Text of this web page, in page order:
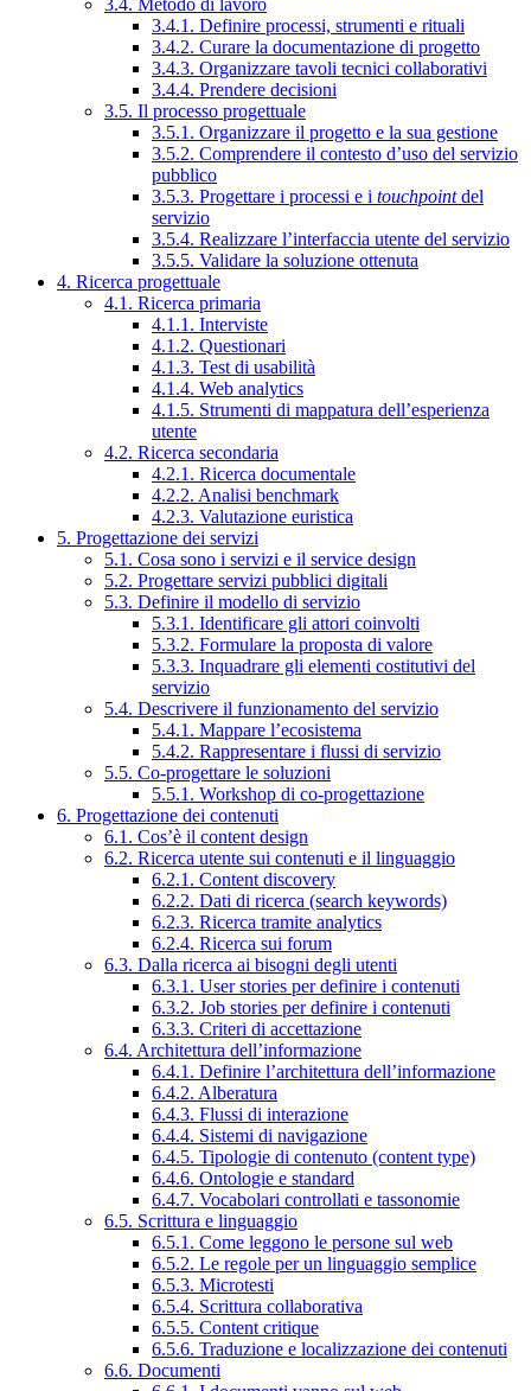
3.4. Metodo di lavoro
3.4.1. Definire processi, strumenti e rituali
3.4.2. Curare la documentazione di progetto
3.4.3. Organizzare tavoli tecnici collaborativi
3.4.4. Prendere decisioni
3.5. Il processo progettuale
3.5.1. Organizzare il progetto e la sua gestione
3.5.2. Comprendere il contesto d’uso del servizio
pubblico
3.5.3. Progettare i processi e i touchpointdel
servizio
3.5.4. Realizzare l’interfaccia utente del servizio
3.5.5. Validare la soluzione ottenuta
4. Ricerca progettuale
4.1. Ricerca primaria
4.1.1. Interviste
4.1.2. Questionari
4.1.3. Test di usabilità
4.1.4. Web analytics
4.1.5. Strumenti di mappatura dell’esperienza
utente
4.2. Ricerca secondaria
4.2.1. Ricerca documentale
4.2.2. Analisi benchmark
4.2.3. Valutazione euristica
5. Progettazione dei servizi
5.1. Cosa sono i servizi e il service design
5.2. Progettare servizi pubblici digitali
5.3. Definire il modello di servizio
5.3.1. Identificare gli attori coinvolti
5.3.2. Formulare la proposta di valore
5.3.3. Inquadrare gli elementi costitutivi del
servizio
5.4. Descrivere il funzionamento del servizio
5.4.1. Mappare l’ecosistema
5.4.2. Rappresentare i flussi di servizio
5.5. Co-progettare le soluzioni
5.5.1. Workshop di co-progettazione
6. Progettazione dei contenuti
6.1. Cos’è il content design
6.2. Ricerca utente sui contenuti e il linguaggio
6.2.1. Content discovery
6.2.2. Dati di ricerca (search keywords)
6.2.3. Ricerca tramite analytics
6.2.4. Ricerca sui forum
6.3. Dalla ricerca ai bisogni degli utenti
6.3.1. User stories per definire i contenuti
6.3.2. Job stories per definire i contenuti
6.3.3. Criteri di accettazione
6.4. Architettura dell’informazione
6.4.1. Definire l’architettura dell’informazione
6.4.2. Alberatura
6.4.3. Flussi di interazione
6.4.4. Sistemi di navigazione
6.4.5. Tipologie di contenuto (content type)
6.4.6. Ontologie e standard
6.4.7. Vocabolari controllati e tassonomie
6.5. Scrittura e linguaggio
6.5.1. Come leggono le persone sul web
6.5.2. Le regole per un linguaggio semplice
6.5.3. Microtesti
6.5.4. Scrittura collaborativa
6.5.5. Content critique
6.5.6. Traduzione e localizzazione dei contenuti
6.6. Documenti